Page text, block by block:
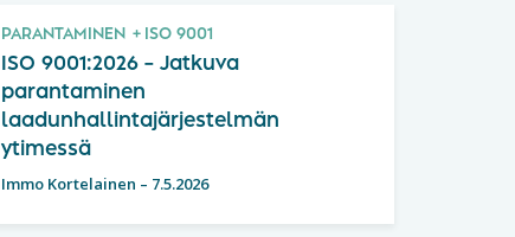
PARANTAMINEN ISO 9001
ISO 9001:2026 – Jatkuva
parantaminen
laadunhallintajärjestelmän
ytimessä
Immo Kortelainen – 7.5.2026